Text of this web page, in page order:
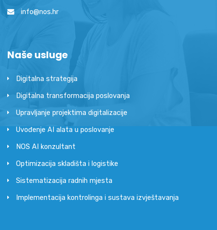
info@nos.hr
Naše usluge
Digitalna strategija
Digitalna transformacija poslovanja
Upravljanje projektima digitalizacije
Uvođenje AI alata u poslovanje
NOS AI konzultant
Optimizacija skladišta i logistike
Sistematizacija radnih mjesta
Implementacija kontrolinga i sustava izvještavanja